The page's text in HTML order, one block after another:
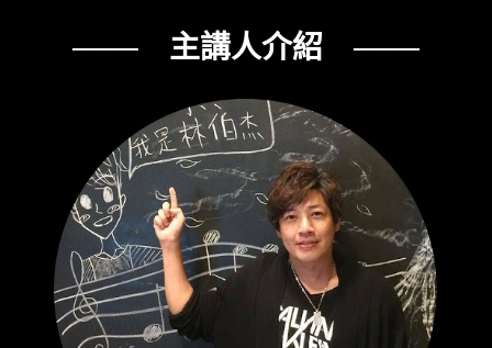
─── 主講人介紹 ───